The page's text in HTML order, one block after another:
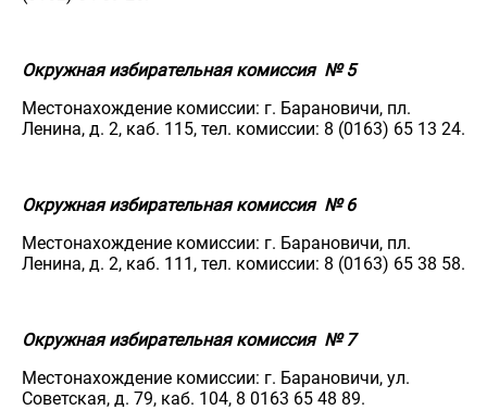
Окружная избирательная комиссия № 5
Местонахождение комиссии: г. Барановичи, пл.
Ленина, д. 2, каб. 115, тел. комиссии: 8 (0163) 65 13 24.
Окружная избирательная комиссия № 6
Местонахождение комиссии: г. Барановичи, пл.
Ленина, д. 2, каб. 111, тел. комиссии: 8 (0163) 65 38 58.
Окружная избирательная комиссия № 7
Местонахождение комиссии: г. Барановичи, ул.
Советская, д. 79, каб. 104, 8 0163 65 48 89.